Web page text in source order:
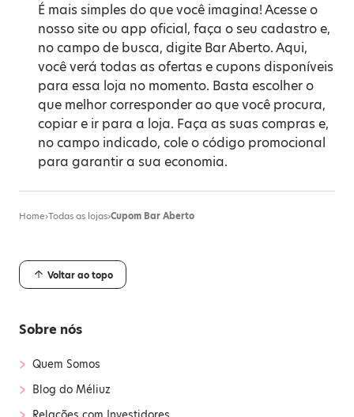
É mais simples do que você imagina! Acesse o
nosso site ou app oficial, faça o seu cadastro e,
no campo de busca, digite Bar Aberto. Aqui,
você verá todas as ofertas e cupons disponíveis
para essa loja no momento. Basta escolher o
que melhor corresponder ao que você procura,
copiar e ir para a loja. Faça as suas compras e,
no campo indicado, cole o código promocional
para garantir a sua economia.
Home›Todas as lojas›Cupom Bar Aberto
Voltar ao topo
Sobre nós
› Quem Somos
› Blog do Méliuz